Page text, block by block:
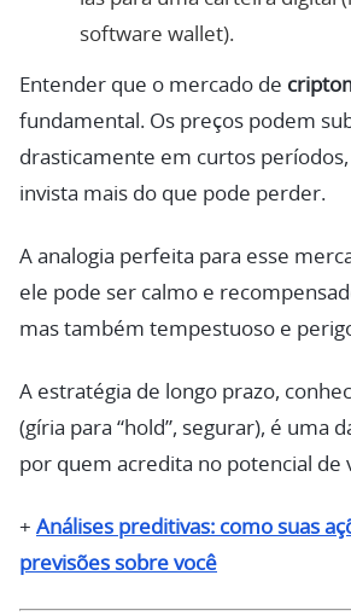
software wallet).
Entender que o mercado de
fundamental. Os preços podem
drasticamente em curtos
invista mais do que pode perder.
A analogia perfeita para esse
ele pode ser calmo e
mas também tempestuoso e
A estratégia de longo prazo,
(gíria para “hold”, segurar), é uma
por quem acredita no potencial de
+ Análises preditivas: como suas
previsões sobre você